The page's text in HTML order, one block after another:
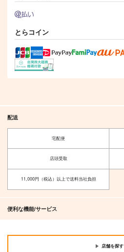
とらコイン
配送
宅配便
店頭受取
11,000円（税込）以上で送料当社負担
便利な機能/サービス
店舗を探す